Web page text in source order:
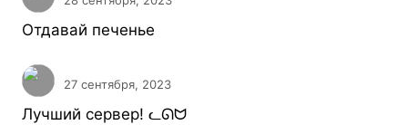
Отдавай печенье
27 сентября, 2023
Лучший сервер! ᓚᘏᗢ